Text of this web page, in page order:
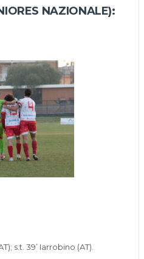
NAZIONALE):
); s.t. 39’ Iarrobino (AT).